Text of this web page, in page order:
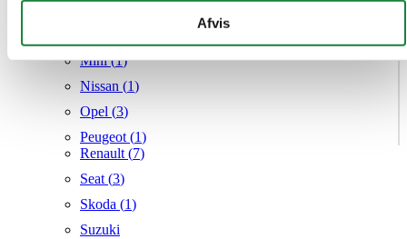
givet dem, eller som de har indsamlet fra din brug af deres
tjenester.
Afvis
Mini (1)
Nissan (1)
Opel (3)
Peugeot (1)
Renault (7)
Seat (3)
Skoda (1)
Suzuki